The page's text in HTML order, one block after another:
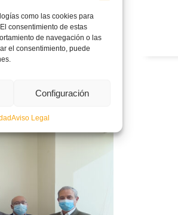
como las cookies para
consentimiento de estas
de navegación o las
el consentimiento, puede
Configuración
Aviso Legal
de España Valiente
online.
de los campos, colaboraron